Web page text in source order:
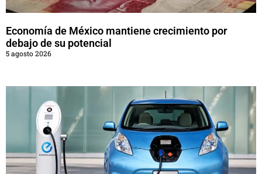
Economía de México mantiene crecimiento por
debajo de su potencial
5 agosto 2026